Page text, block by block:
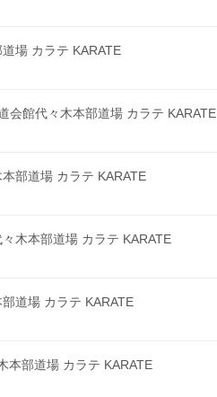
場 カラテ KARATE
会館代々木本部道場 カラテ KARATE
部道場 カラテ KARATE
木本部道場 カラテ KARATE
道場 カラテ KARATE
本部道場 カラテ KARATE